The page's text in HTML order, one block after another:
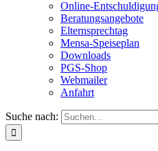
Online-
Beratungsangebote
Elternsprechtag
Mensa-Speiseplan
Downloads
PGS-Shop
Webmailer
Anfahrt
Suche nach: